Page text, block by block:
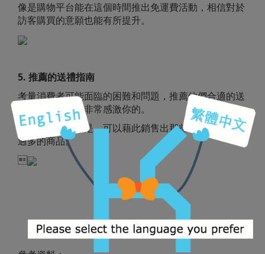
像是購物平台能在這個時間推出免運費活動，相信對於
訪客購買的意願也能有所提升。
5. 推薦的送禮指南
考量消費者可能面臨的困難和問題，推薦他們合適的送
禮指南，他們會非常感激你的。
另外有個優點就是，可以藉此銷售出那些不好賣或庫存
過多的商品。
